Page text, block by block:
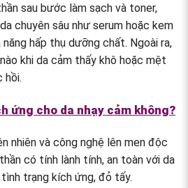
sau bước làm sạch và toner,
chuyên sâu như serum hoặc kem
hấp thụ dưỡng chất. Ngoài ra,
khi da cảm thấy khô hoặc mệt
hồi.
ứng cho da nhạy cảm không?
nhiên và công nghệ lên men độc
có tính lành tính, an toàn với da
trạng kích ứng, đỏ tấy.